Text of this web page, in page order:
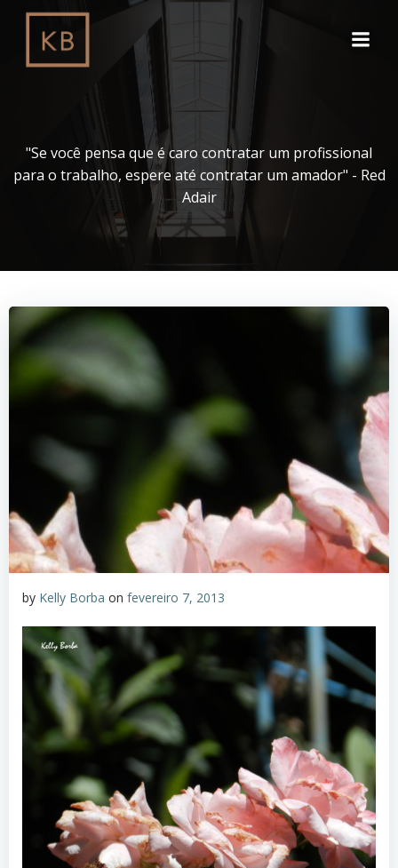
o
conteúdo
"Se você pensa que é caro contratar um profissional
para o trabalho, espere até contratar um amador" - Red
Adair
by Kelly Borba on fevereiro 7, 2013